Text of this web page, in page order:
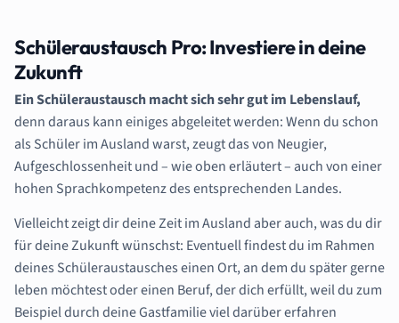
Schüleraustausch Pro: Investiere in deine
Zukunft
Ein Schüleraustausch macht sich sehr gut im Lebenslauf,
denn daraus kann einiges abgeleitet werden: Wenn du schon
als Schüler im Ausland warst, zeugt das von Neugier,
Aufgeschlossenheit und – wie oben erläutert – auch von einer
hohen Sprachkompetenz des entsprechenden Landes.
Vielleicht zeigt dir deine Zeit im Ausland aber auch, was du dir
für deine Zukunft wünschst: Eventuell findest du im Rahmen
deines Schüleraustausches einen Ort, an dem du später gerne
leben möchtest oder einen Beruf, der dich erfüllt, weil du zum
Beispiel durch deine Gastfamilie viel darüber erfahren